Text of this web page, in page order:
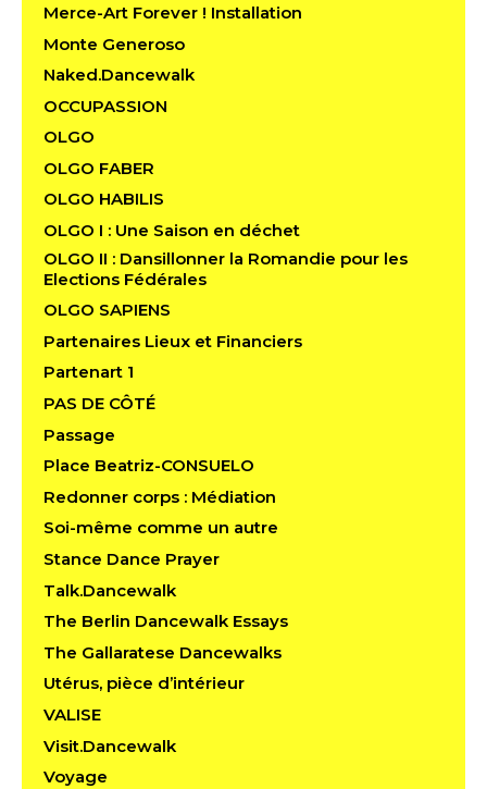
Merce-Art Forever ! Installation
Monte Generoso
Naked.Dancewalk
OCCUPASSION
OLGO
OLGO FABER
OLGO HABILIS
OLGO I : Une Saison en déchet
OLGO II : Dansillonner la Romandie pour les
Elections Fédérales
OLGO SAPIENS
Partenaires Lieux et Financiers
Partenart 1
PAS DE CÔTÉ
Passage
Place Beatriz-CONSUELO
Redonner corps : Médiation
Soi-même comme un autre
Stance Dance Prayer
Talk.Dancewalk
The Berlin Dancewalk Essays
The Gallaratese Dancewalks
Utérus, pièce d’intérieur
VALISE
Visit.Dancewalk
Voyage